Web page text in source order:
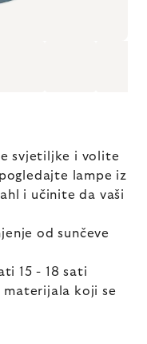
svjetiljke i volite
lampe iz
i učinite da vaši
od sunčeve
15 - 18 sati
materijala koji se